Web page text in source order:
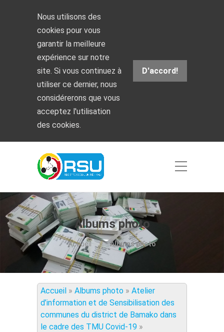
Nous utilisons des
cookies pour vous
garantir la meilleure
expérience sur notre
site. Si vous continuez à
utiliser ce dernier, nous
considérerons que vous
acceptez l'utilisation
des cookies.
D'accord!
Albums photo
Accueil Albums photo
Accueil » Albums photo » Atelier
d’information et de Sensibilisation des
communes du district de Bamako dans
le cadre des TMU Covid-19 »